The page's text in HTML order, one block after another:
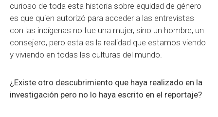
curioso de toda esta historia sobre equidad de género
es que quien autorizó para acceder a las entrevistas
con las indígenas no fue una mujer, sino un hombre, un
consejero, pero esta es la realidad que estamos viendo
y viviendo en todas las culturas del mundo.
¿Existe otro descubrimiento que haya realizado en la
investigación pero no lo haya escrito en el reportaje?